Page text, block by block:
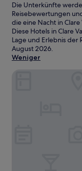
Die Unterkünfte
Reisebewertungen
die eine Nacht in
Diese Hotels in Clare
Lage und Erlebnis der
August 2026.
Weniger